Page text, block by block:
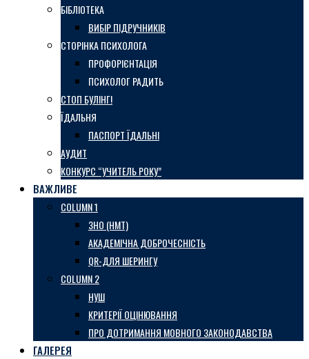
БІБЛІОТЕКА
ВИБІР ПІДРУЧНИКІВ
СТОРІНКА ПСИХОЛОГА
ПРОФОРІЄНТАЦІЯ
ПСИХОЛОГ РАДИТЬ
СТОП БУЛІНГ!
ЇДАЛЬНЯ
ПАСПОРТ ЇДАЛЬНІ
АУДИТ
КОНКУРС “УЧИТЕЛЬ РОКУ”
ВАЖЛИВЕ
COLUMN 1
ЗНО (НМТ)
АКАДЕМІЧНА ДОБРОЧЕСНІСТЬ
QR-ДЛЯ ШЕРИНГУ
COLUMN 2
НУШ
КРИТЕРІЇ ОЦІНЮВАННЯ
ПРО ДОТРИМАННЯ МОВНОГО ЗАКОНОДАВСТВА
ГАЛЕРЕЯ